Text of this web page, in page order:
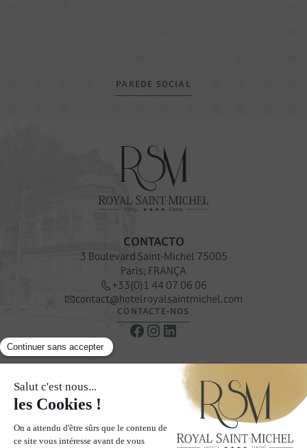
PAREDE SOCIAL
CONTACTO
3 Boulevard Saint-Michel 75005
Paris, FRANÇA
+33(0)1 44 07 06 06
contact@hotelroyalsaintmichel.com
CONTACTE-NOS
NEWSLETTER
Receber as nossas ofertas e promoções especiais
SUBSCREVER A NOSSA NEWSLETTER
AS PÁGINAS